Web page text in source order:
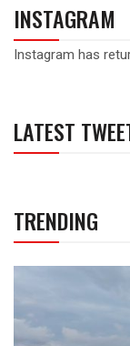
INSTAGRAM
Instagram has
LATEST
TRENDING